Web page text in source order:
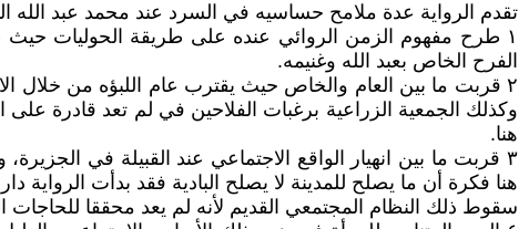
تقدم الرواية عدة ملامح حساسيه في السرد عند محمد عبد الله
١ طرح مفهوم الزمن الروائي عنده على طريقة الحوليات
الفرح الخاص بعبد الله وغنيمه.
٢ قربت ما بين العام والخاص حيث يقترب عام اللبؤه من
وكذلك الجمعية الزراعية برغبات الفلاحين في لم تعد قادرة
هنا.
٣ قربت ما بين انهيار الواقع الاجتماعي عند القبيلة في
هنا فكرة أن ما يصلح للمدينة لا يصلح البادية فقد بدأت
سقوط ذلك النظام المجتمعي القديم لأنه لم يعد محققا للحاجات